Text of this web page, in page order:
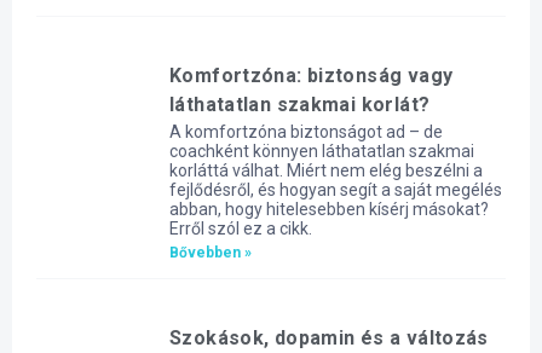
Komfortzóna: biztonság vagy
láthatatlan szakmai korlát?
A komfortzóna biztonságot ad – de
coachként könnyen láthatatlan szakmai
korláttá válhat. Miért nem elég beszélni a
fejlődésről, és hogyan segít a saját megélés
abban, hogy hitelesebben kísérj másokat?
Erről szól ez a cikk.
Bővebben »
Szokások, dopamin és a változás